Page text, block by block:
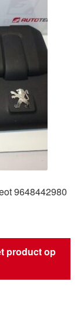
9648442980
product op